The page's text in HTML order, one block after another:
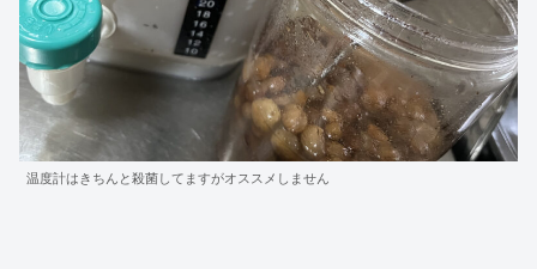
温度計はきちんと殺菌してますがオススメしません